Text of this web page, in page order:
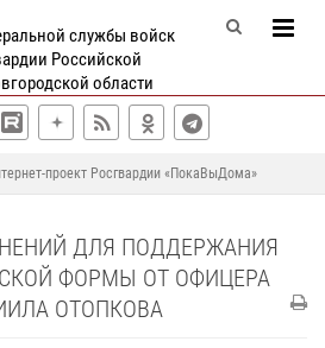
службы войск
Российской
области
проект Росгвардии «ПокаВыДома»
ДЛЯ ПОДДЕРЖАНИЯ
ФОРМЫ ОТ ОФИЦЕРА
ОТОПКОВА